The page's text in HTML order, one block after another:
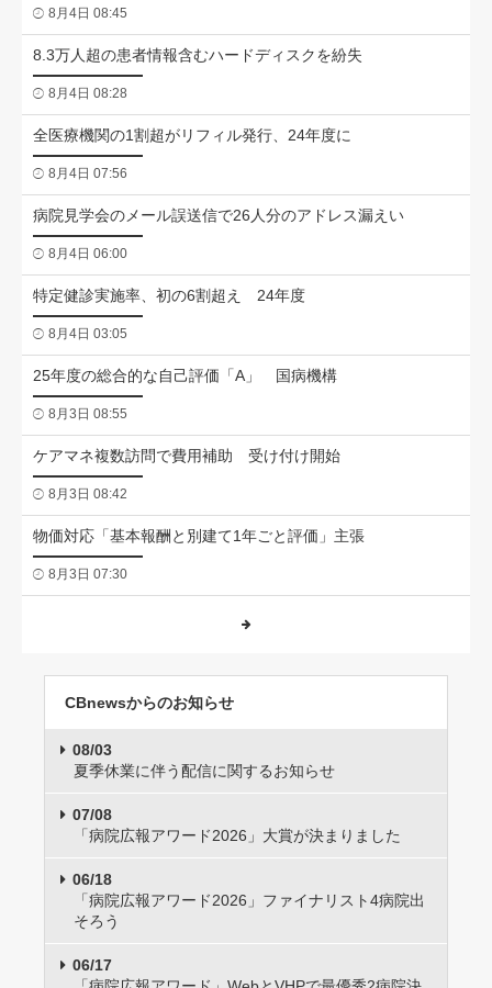
8月4日 08:45
8.3万人超の患者情報含むハードディスクを紛失
8月4日 08:28
全医療機関の1割超がリフィル発行、24年度に
8月4日 07:56
病院見学会のメール誤送信で26人分のアドレス漏えい
8月4日 06:00
特定健診実施率、初の6割超え 24年度
8月4日 03:05
25年度の総合的な自己評価「A」 国病機構
8月3日 08:55
ケアマネ複数訪問で費用補助 受け付け開始
8月3日 08:42
物価対応「基本報酬と別建て1年ごと評価」主張
8月3日 07:30
CBnewsからのお知らせ
08/03
夏季休業に伴う配信に関するお知らせ
07/08
「病院広報アワード2026」大賞が決まりました
06/18
「病院広報アワード2026」ファイナリスト4病院出
そろう
06/17